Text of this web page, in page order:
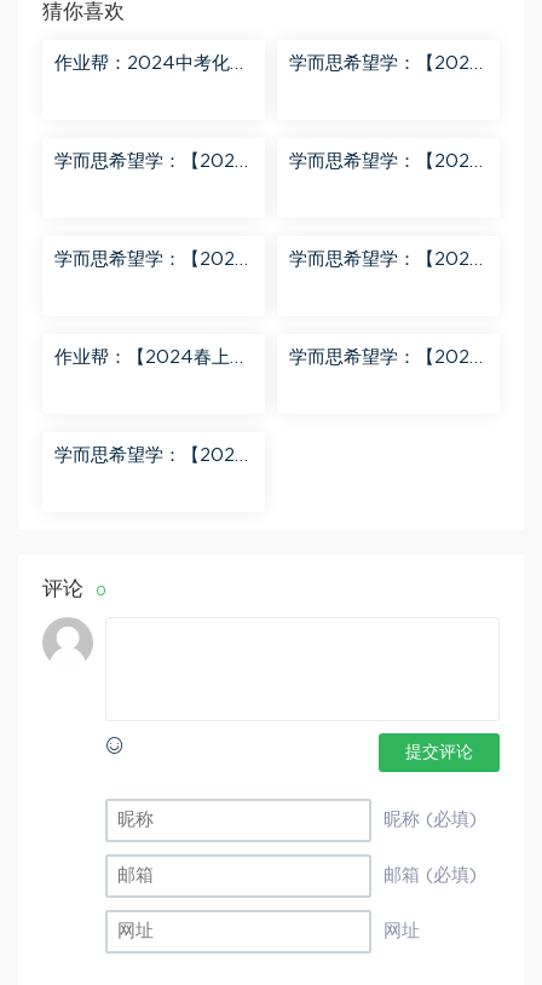
猜你喜欢
作业帮：2024中考化学
学而思希望学：【2024
学而思希望学：【2024
学而思希望学：【2024
学而思希望学：【2024
学而思希望学：【2023
作业帮：【2024春上】
学而思希望学：【2024
学而思希望学：【2023
评论 0
提交评论
昵称 (必填)
邮箱 (必填)
网址